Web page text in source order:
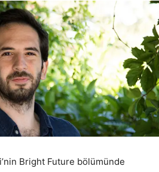
Bright Future bölümünde